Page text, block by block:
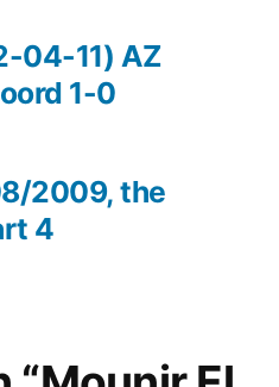
2009, the
4
04-11) AZ
1-0